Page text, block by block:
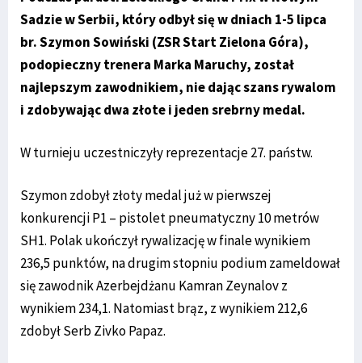
Sadzie w Serbii, który odbył się w dniach 1-5 lipca
br. Szymon Sowiński (ZSR Start Zielona Góra),
podopieczny trenera Marka Maruchy, został
najlepszym zawodnikiem, nie dając szans rywalom
i zdobywając dwa złote i jeden srebrny medal.
W turnieju uczestniczyły reprezentacje 27. państw.
Szymon zdobył złoty medal już w pierwszej
konkurencji P1 – pistolet pneumatyczny 10 metrów
SH1. Polak ukończył rywalizację w finale wynikiem
236,5 punktów, na drugim stopniu podium zameldował
się zawodnik Azerbejdżanu Kamran Zeynalov z
wynikiem 234,1. Natomiast brąz, z wynikiem 212,6
zdobył Serb Zivko Papaz.